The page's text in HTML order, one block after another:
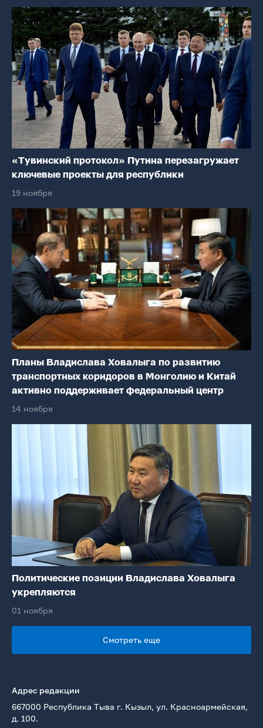
«Тувинский протокол» Путина перезагружает
ключевые проекты для республики
19 ноября
Планы Владислава Ховалыга по развитию
транспортных коридоров в Монголию и Китай
активно поддерживает федеральный центр
14 ноября
Политические позиции Владислава Ховалыга
укрепляются
01 ноября
Смотреть еще
Адрес редакции
667000 Республика Тыва г. Кызыл, ул. Красноармейская,
д. 100.